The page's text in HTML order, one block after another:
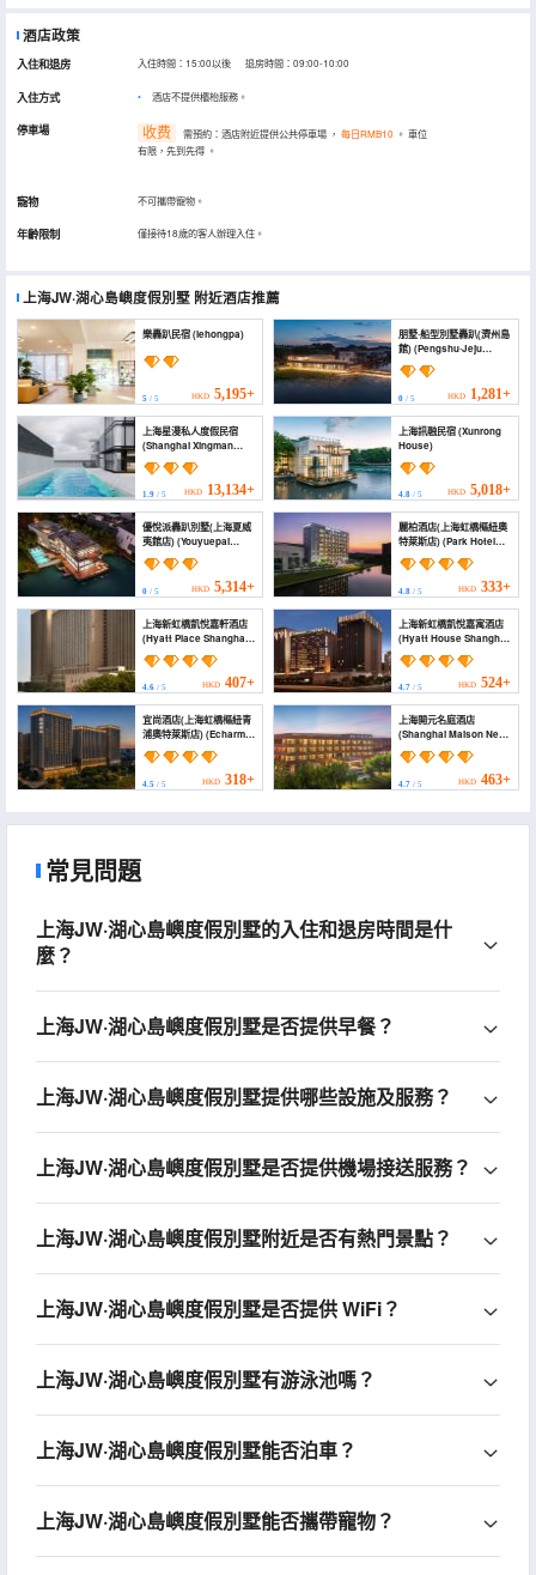
酒店政策
入住和退房 入住時間：15:00以後 退房時間：09:00-10:00
入住方式 酒店不提供櫃枱服務。
停車場 收费 需預約：酒店附近提供公共停車場 ， 每日RMB10 。 車位
有限，先到先得 。
寵物 不可攜帶寵物。
年齡限制 僅接待18歲的客人辦理入住。
上海JW·湖心島嶼度假別墅 附近酒店推薦
樂轟趴民宿 (lehongpa)
5 / 5 HKD 5,195+
朋墅·船型別墅轟趴(濟州島
館) (Pengshu·Jeju
Island Party Villa)
0/ 5 HKD 1,281+
上海星漫私人度假民宿
(Shanghai Xingman
Private Vacation
Apartment)
1.9 / 5 HKD 13,134+
上海訊融民宿 (Xunrong
House)
4.8/ 5 HKD 5,018+
優悅派轟趴別墅(上海夏威
夷館店) (Youyuepai
Party Villa (Shanghai
Hawaiian Hall))
0 / 5 HKD 5,314+
麗柏酒店(上海虹橋樞紐奧
特萊斯店) (Park Hotel
(Shanghai Hongqiao
Transportation Hub
4.8/ 5 HKD 333+
上海新虹橋凱悅嘉軒酒店
(Hyatt Place Shanghai
New Hongqiao)
4.6 / 5 HKD 407+
上海新虹橋凱悅嘉寓酒店
(Hyatt House Shanghai
New Hongqiao)
4.7/ 5 HKD 524+
宜尚酒店(上海虹橋樞紐青
浦奧特萊斯店) (Echarm
Hotel（Shanghai
hongqiao outles，
4.5 / 5 HKD 318+
上海開元名庭酒店
(Shanghai Maison New
Century Hotel)
4.7/ 5 HKD 463+
常見問題
上海JW·湖心島嶼度假別墅的入住和退房時間是什
麼？
上海JW·湖心島嶼度假別墅是否提供早餐？
上海JW·湖心島嶼度假別墅提供哪些設施及服務？
上海JW·湖心島嶼度假別墅是否提供機場接送服務？
上海JW·湖心島嶼度假別墅附近是否有熱門景點？
上海JW·湖心島嶼度假別墅是否提供 WiFi？
上海JW·湖心島嶼度假別墅有游泳池嗎？
上海JW·湖心島嶼度假別墅能否泊車？
上海JW·湖心島嶼度假別墅能否攜帶寵物？